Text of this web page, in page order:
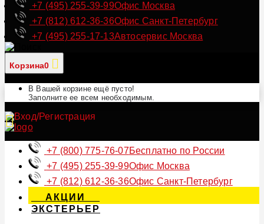
+7 (495) 255-39-99Офис Москва
+7 (812) 612-36-36Офис Санкт-Петербург
+7 (495) 255-17-13Автосервис Москва
Корзина0
В Вашей корзине ещё пусто!
Заполните ее всем необходимым.
+7 (800) 775-76-07Бесплатно по России
+7 (495) 255-39-99Офис Москва
+7 (812) 612-36-36Офис Санкт-Петербург
АКЦИИ
ЭКСТЕРЬЕР